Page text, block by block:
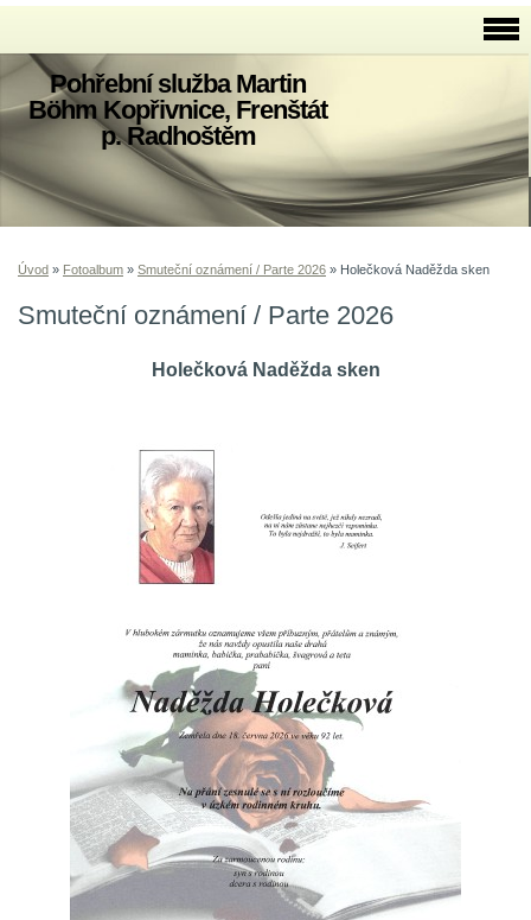
Pohřební služba Martin
Böhm Kopřivnice, Frenštát
p. Radhoštěm
Úvod » Fotoalbum » Smuteční oznámení / Parte 2026 » Holečková Naděžda sken
Smuteční oznámení / Parte 2026
Holečková Naděžda sken